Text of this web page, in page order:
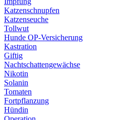
Katzenschnupfen
Katzenseuche
Tollwut
Hunde OP-Versicherung
Kastration
Giftig
Nachtschattengewächse
Nikotin
Solanin
Tomaten
Fortpflanzung
Hündin